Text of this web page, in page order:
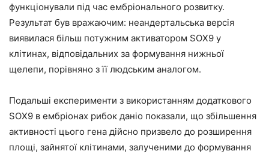
функціонували під час ембріонального розвитку.
Результат був вражаючим: неандертальська версія
виявилася більш потужним активатором SOX9 у
клітинах, відповідальних за формування нижньої
щелепи, порівняно з її людським аналогом.
Подальші експерименти з використанням додаткового
SOX9 в ембріонах рибок даніо показали, що збільшення
активності цього гена дійсно призвело до розширення
площі, зайнятої клітинами, залученими до формування